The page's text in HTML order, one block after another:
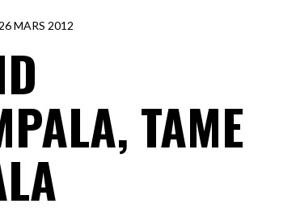
26 MARS 2012
TAME